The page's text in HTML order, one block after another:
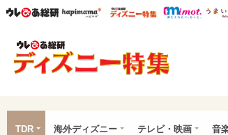
ウレぴあ総研ハピママ* ウレぴあ総研
TDR 海外ディズニー テレビ・映画 音